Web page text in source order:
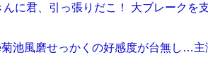
んに君、引っ張りだこ！ 大ブレークを
池風磨せっかくの好感度が台無し…